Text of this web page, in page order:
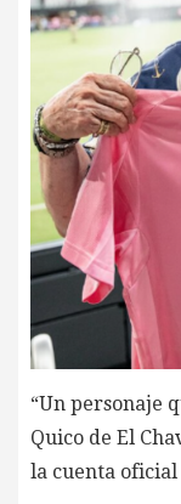
“Un personaje
Quico de El
la cuenta